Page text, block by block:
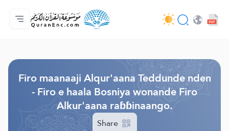
Jaɓɓorgo
Loowdi firooji ɗi
Audio
Golleeji topayɓe ( heyɗintinooɓe) ɓen - API
Fii eɓɓoore nde
Humpo'ndir e amen
Ɗemngal
Firo maanaaji Alqur'aana Teddunde nden
- Firo e haala Bosniya wonande Firo
Alkur'aana raɓɓinaango.
Share